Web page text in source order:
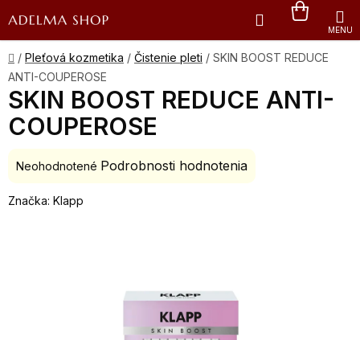
na
obsah
Hľadať
KOŠÍK
Domov
/ Pleťová kozmetika / Čistenie pleti / SKIN BOOST REDUCE
ANTI-COUPEROSE
SKIN BOOST REDUCE ANTI-
COUPEROSE
Priemerné
produktu
Neohodnotené Podrobnosti hodnotenia
Značka: Klapp